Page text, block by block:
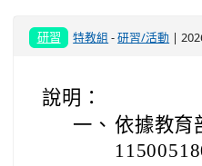
研習 特教組 -研習/活動 |
說明：
一、 依據教育